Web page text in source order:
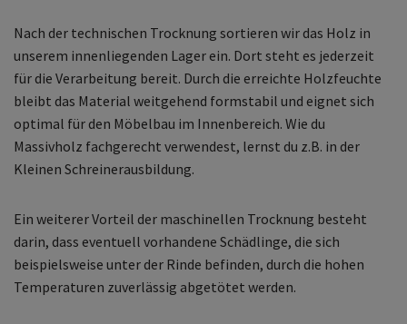
Nach der technischen Trocknung sortieren wir das Holz in
unserem innenliegenden Lager ein. Dort steht es jederzeit
für die Verarbeitung bereit. Durch die erreichte Holzfeuchte
bleibt das Material weitgehend formstabil und eignet sich
optimal für den Möbelbau im Innenbereich. Wie du
Massivholz fachgerecht verwendest, lernst du z.B. in der
Kleinen Schreinerausbildung.
Ein weiterer Vorteil der maschinellen Trocknung besteht
darin, dass eventuell vorhandene Schädlinge, die sich
beispielsweise unter der Rinde befinden, durch die hohen
Temperaturen zuverlässig abgetötet werden.